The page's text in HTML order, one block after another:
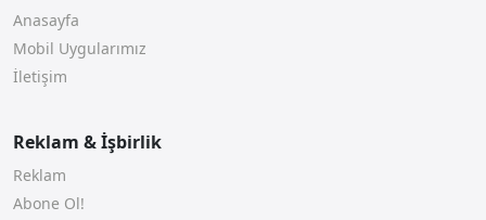
Anasayfa
Mobil Uygularımız
İletişim
Reklam & İşbirlik
Reklam
Abone Ol!